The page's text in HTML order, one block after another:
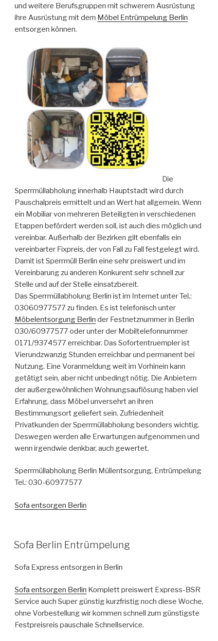
und weitere Berufsgruppen mit schwerem Ausrüstung
ihre Ausrüstung mit dem Möbel Entrümpelung Berlin
entsorgen können.
Die
Sperrmüllabholung innerhalb Hauptstadt wird durch
Pauschalpreis ermittelt und an Wert hat allgemein. Wenn
ein Mobiliar von mehreren Beteiligten in verschiedenen
Etappen befördert werden soll, ist auch dies möglich und
vereinbar. Außerhalb der Bezirken gilt ebenfalls ein
vereinbarter Fixpreis, der von Fall zu Fall festgelegt wird.
Damit ist Sperrmüll Berlin eine sehr preiswert und im
Vereinbarung zu anderen Konkurent sehr schnell zur
Stelle und auf der Stelle einsatzbereit.
Das Sperrmüllabholung Berlin ist im Internet unter Tel.:
03060977577 zu finden. Es ist telefonisch unter
Möbelentsorgung Berlin der Festnetznummer in Berlin
030/60977577 oder unter der Mobiltelefonnummer
0171/9374577 erreichbar. Das Sofortentruempler ist
Vierundzwanzig Stunden erreichbar und permanent bei
Nutzung. Eine Voranmeldung weit im Vorhinein kann
getätigt sein, aber nicht unbedingt nötig. Die Anbietern
der außergewöhnlichen Wohnungsauflösung haben viel
Erfahrung, dass Möbel unversehrt an ihren
Bestimmungsort geliefert sein. Zufriedenheit
Privatkunden der Sperrmüllabholung besonders wichtig.
Deswegen werden alle Erwartungen aufgenommen und
wenn irgendwie denkbar, auch gewertet.
Sperrmüllabholung Berlin Müllentsorgung, Entrümpelung
Tel.: 030-60977577
Sofa entsorgen Berlin
VERÖFFENTLICHT
AM
Sofa Berlin Entrümpelung
Sofa Express entsorgen in Berlin
Sofa entsorgen Berlin Komplett preiswert Express-BSR
Service auch Super günstig kurzfristig noch diese Woche,
ohne Vorbestellung wir kommen schnell zum günstigste
Festpreisreis pauschale Schnellservice.